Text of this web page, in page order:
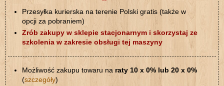
Przesyłka kurierska na terenie Polski gratis (także w
opcji za pobraniem)
Zrób zakupy w sklepie stacjonarnym i skorzystaj ze
szkolenia w zakresie obsługi tej maszyny
Możliwość zakupu towaru na raty 10 x 0% lub 20 x 0%
(szczegóły)